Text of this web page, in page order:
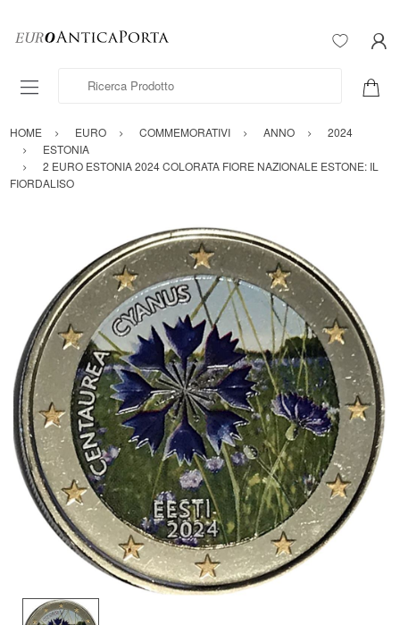
Ricerca Prodotto
HOME EURO COMMEMORATIVI ANNO
2024
ESTONIA
2 EURO ESTONIA 2024 COLORATA FIORE NAZIONALE ESTONE: IL
FIORDALISO